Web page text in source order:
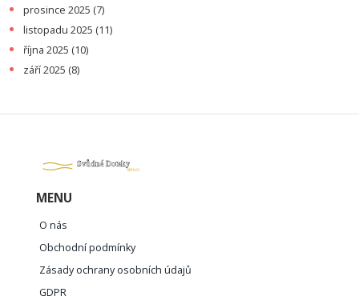
prosince 2025 (7)
listopadu 2025 (11)
října 2025 (10)
září 2025 (8)
MENU
O nás
Obchodní podmínky
Zásady ochrany osobních údajů
GDPR